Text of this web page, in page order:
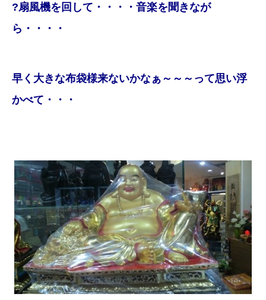
?扇風機を回して・・・・音楽を聞きなが
ら・・・・
早く大きな布袋様来ないかなぁ～～～って思い浮
かべて・・・